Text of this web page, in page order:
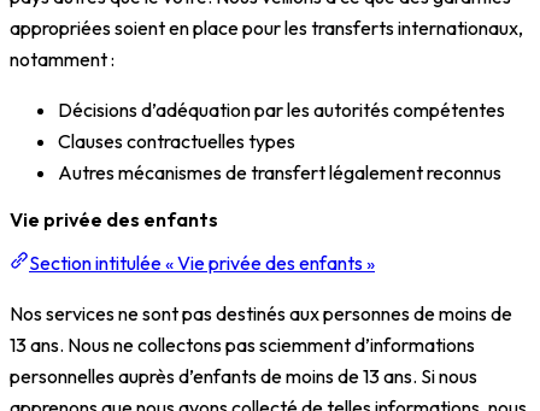
appropriées soient en place pour les transferts internationaux,
notamment :
Décisions d’adéquation par les autorités compétentes
Clauses contractuelles types
Autres mécanismes de transfert légalement reconnus
Vie privée des enfants
Section intitulée « Vie privée des enfants »
Nos services ne sont pas destinés aux personnes de moins de
13 ans. Nous ne collectons pas sciemment d’informations
personnelles auprès d’enfants de moins de 13 ans. Si nous